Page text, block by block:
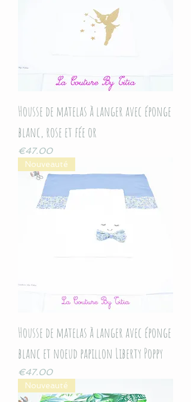
Housse de matelas à langer avec éponge
blanc, rose et fée or
Price
€47.00
Nouveauté
Housse de matelas à langer avec éponge
blanc et noeud papillon Liberty Poppy
Price
€47.00
Nouveauté